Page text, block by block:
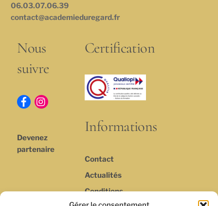
06.03.07.06.39
contact@academieduregard.fr
Nous
suivre
Devenez
partenaire
Certification
Informations
Contact
Actualités
Conditions
générales de